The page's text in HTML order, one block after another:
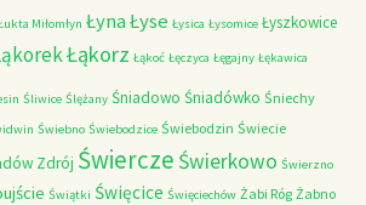
Miłomłyn ŁynaŁyse Łysica Łysomice Łyszkowice
Łąkorz Łąkoć Łęczyca Łęgajny Łękawica
Śliwice Ślężany Śniadowo Śniadówko Śniechy
Świebno Świebodzice Świebodzin Świecie
Zdrój Świercze Świerkowo Świerzno
Świątki Święcice Święciechów Żabi Róg Żabno